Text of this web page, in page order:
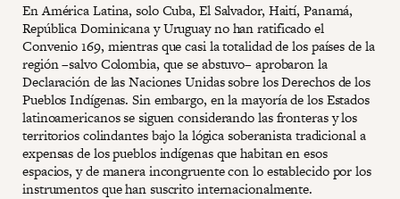
En América Latina, solo Cuba, El Salvador, Haití, Panamá,
República Dominicana y Uruguay no han ratificado el
Convenio 169, mientras que casi la totalidad de los países de la
región –salvo Colombia, que se abstuvo– aprobaron la
Declaración de las Naciones Unidas sobre los Derechos de los
Pueblos Indígenas. Sin embargo, en la mayoría de los Estados
latinoamericanos se siguen considerando las fronteras y los
territorios colindantes bajo la lógica soberanista tradicional a
expensas de los pueblos indígenas que habitan en esos
espacios, y de manera incongruente con lo establecido por los
instrumentos que han suscrito internacionalmente.